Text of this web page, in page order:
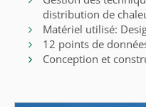
distribution de
Matériel utilisé:
12 points de
Conception et